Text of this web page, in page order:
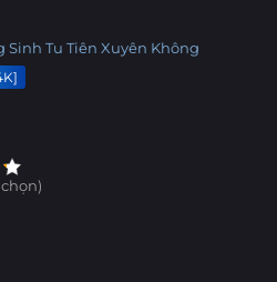
Sinh Tu Tiên Xuyên Không